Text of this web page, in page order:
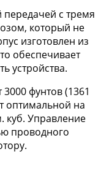
с тремя
который не
изготовлен из
обеспечивает
устройства.
фунтов (1361
оптимальной на
куб. Управление
проводного